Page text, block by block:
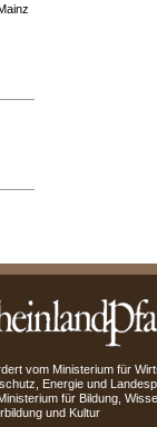
vom Ministerium für
Energie und
für Bildung,
und Kultur